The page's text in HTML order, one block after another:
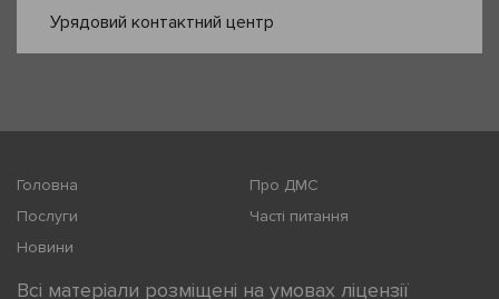
Урядовий контактний центр
Головна
Про ДМС
Послуги
Часті питання
Новини
Всі матеріали розміщені на умовах ліцензії